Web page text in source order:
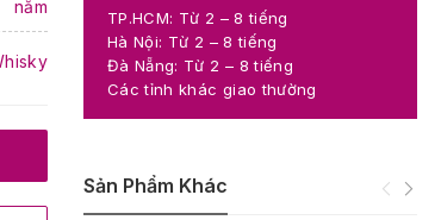
TP.HCM: Từ 2 – 8 tiếng
Hà Nội: Từ 2 – 8 tiếng
Đà Nẵng: Từ 2 – 8 tiếng
Các tỉnh khác giao thường
Sản Phẩm Khác
năm